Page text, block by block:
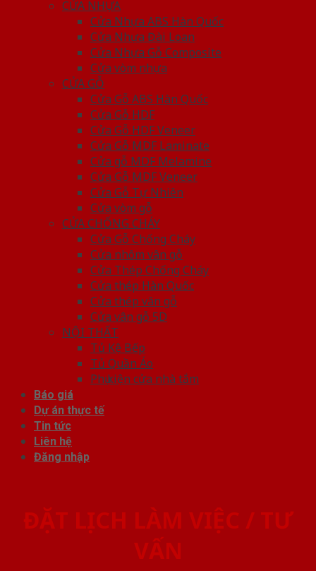
CỬA NHỰA
Cửa Nhựa ABS Hàn Quốc
Cửa Nhựa Đài Loan
Cửa Nhựa Gỗ Composite
Cửa vòm nhựa
CỬA GỖ
Cửa Gỗ ABS Hàn Quốc
Cửa Gỗ HDF
Cửa Gỗ HDF Veneer
Cửa Gỗ MDF Laminate
Cửa gỗ MDF Melamine
Cửa Gỗ MDF Veneer
Cửa Gỗ Tự Nhiên
Cửa vòm gỗ
CỬA CHỐNG CHÁY
Cửa Gỗ Chống Cháy
Cửa nhôm vân gỗ
Cửa Thép Chống Cháy
Cửa thép Hàn Quốc
Cửa thép vân gỗ
Cửa vân gỗ 5D
NỘI THẤT
Tủ Kệ Bếp
Tủ Quần Áo
Phụ kiện cửa nhà tắm
Báo giá
Dự án thực tế
Tin tức
Liên hệ
Đăng nhập
ĐẶT LỊCH LÀM VIỆC / TƯ
VẤN